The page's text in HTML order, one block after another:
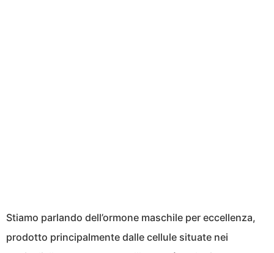
Stiamo parlando dell’ormone maschile per eccellenza,
prodotto principalmente dalle cellule situate nei